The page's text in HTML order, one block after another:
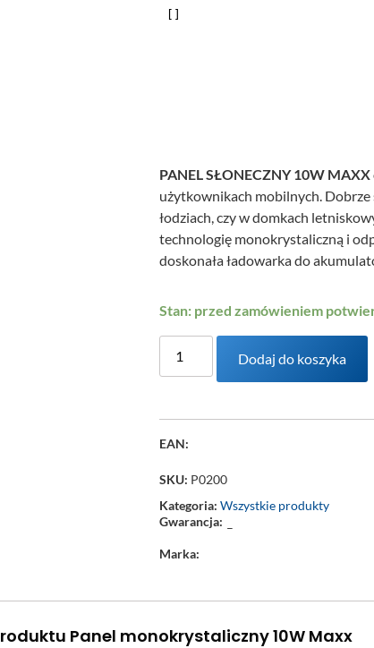
PANEL SŁONECZNY 10W MAXX
użytkownikach mobilnych. Dobrze
łodziach, czy w domkach
technologię monokrystaliczną i
doskonała ładowarka do
Stan: przed zamówieniem
Dodaj do koszyka
EAN:
SKU: P0200
Kategoria:Wszystkie produkty
Gwarancja: –
Marka:
Panel monokrystaliczny 10W Maxx